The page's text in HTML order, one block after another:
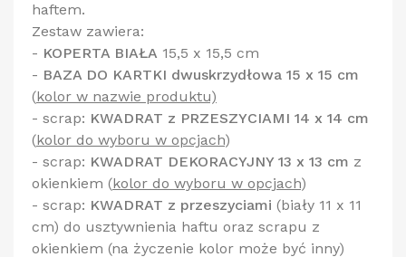
haftem.
Zestaw zawiera:
- KOPERTA BIAŁA 15,5 x 15,5 cm
- BAZA DO KARTKI dwuskrzydłowa 15 x 15 cm
(kolor w nazwie produktu)
- scrap: KWADRAT z PRZESZYCIAMI 14 x 14 cm
(kolor do wyboru w opcjach)
- scrap: KWADRAT DEKORACYJNY 13 x 13 cm z
okienkiem (kolor do wyboru w opcjach)
- scrap: KWADRAT z przeszyciami (biały 11 x 11
cm) do usztywnienia haftu oraz scrapu z
okienkiem (na życzenie kolor może być inny)